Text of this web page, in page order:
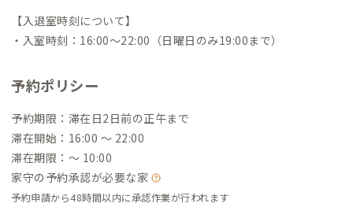
【入退室時刻について】
・入室時刻：16:00～22:00（日曜日のみ19:00まで）
予約ポリシー
予約期限：滞在日2日前の正午まで
滞在開始：16:00 〜 22:00
滞在期限：〜 10:00
家守の予約承認が必要な家
予約申請から48時間以内に承認作業が行われます